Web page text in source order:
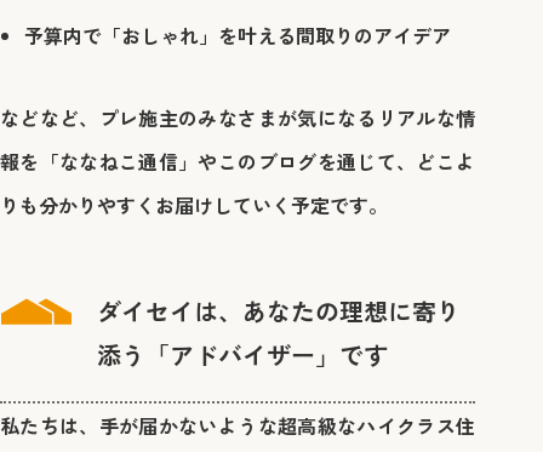
予算内で「おしゃれ」を叶える間取りのアイデア
などなど、プレ施主のみなさまが気になるリアルな情
報を「ななねこ通信」やこのブログを通じて、どこよ
りも分かりやすくお届けしていく予定です。
ダイセイは、あなたの理想に寄り
添う「アドバイザー」です
私たちは、手が届かないような超高級なハイクラス住